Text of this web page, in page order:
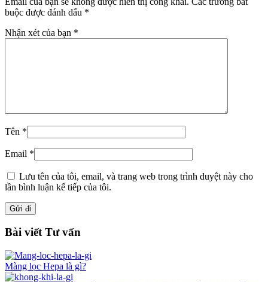
buộc được đánh dấu *
Nhận xét của bạn *
Tên *
Email *
Lưu tên của tôi, email, và trang web trong trình duyệt này cho
lần bình luận kế tiếp của tôi.
Bài viết Tư vấn
Màng lọc Hepa là gì?